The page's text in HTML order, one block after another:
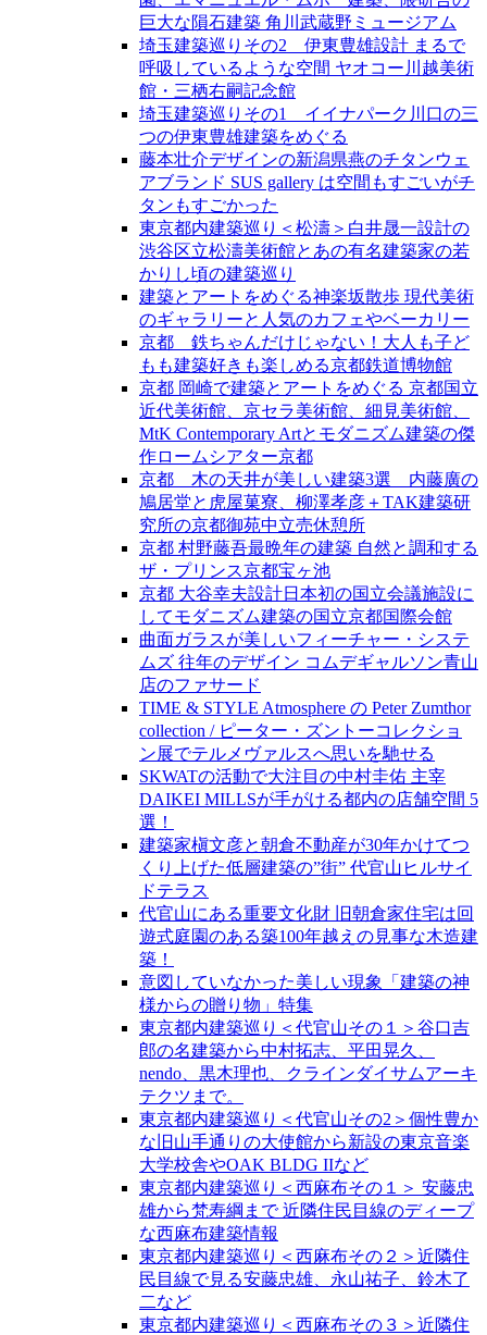
巨大な隕石建築 角川武蔵野ミュージアム
埼玉建築巡りその2 伊東豊雄設計 まるで
呼吸しているような空間 ヤオコー川越美術
館・三栖右嗣記念館
埼玉建築巡りその1 イイナパーク川口の三
つの伊東豊雄建築をめぐる
藤本壮介デザインの新潟県燕のチタンウェ
アブランド SUS gallery は空間もすごいがチ
タンもすごかった
東京都内建築巡り＜松濤＞白井晟一設計の
渋谷区立松濤美術館とあの有名建築家の若
かりし頃の建築巡り
建築とアートをめぐる神楽坂散歩 現代美術
のギャラリーと人気のカフェやベーカリー
京都 鉄ちゃんだけじゃない！大人も子ど
もも建築好きも楽しめる京都鉄道博物館
京都 岡崎で建築とアートをめぐる 京都国立
近代美術館、京セラ美術館、細見美術館、
MtK Contemporary Artとモダニズム建築の傑
作ロームシアター京都
京都 木の天井が美しい建築3選 内藤廣の
鳩居堂と虎屋菓寮、柳澤孝彦＋TAK建築研
究所の京都御苑中立売休憩所
京都 村野藤吾最晩年の建築 自然と調和する
ザ・プリンス京都宝ヶ池
京都 大谷幸夫設計日本初の国立会議施設に
してモダニズム建築の国立京都国際会館
曲面ガラスが美しいフィーチャー・システ
ムズ 往年のデザイン コムデギャルソン青山
店のファサード
TIME & STYLE Atmosphere の Peter Zumthor
collection / ピーター・ズントーコレクショ
ン展でテルメヴァルスへ思いを馳せる
SKWATの活動で大注目の中村圭佑 主宰
DAIKEI MILLSが手がける都内の店舗空間 5
選！
建築家槇文彦と朝倉不動産が30年かけてつ
くり上げた低層建築の”街” 代官山ヒルサイ
ドテラス
代官山にある重要文化財 旧朝倉家住宅は回
遊式庭園のある築100年越えの見事な木造建
築！
意図していなかった美しい現象「建築の神
様からの贈り物」特集
東京都内建築巡り＜代官山その１＞谷口吉
郎の名建築から中村拓志、平田晃久、
nendo、黒木理也、クラインダイサムアーキ
テクツまで。
東京都内建築巡り＜代官山その2＞個性豊か
な旧山手通りの大使館から新設の東京音楽
大学校舎やOAK BLDG IIなど
東京都内建築巡り＜西麻布その１＞ 安藤忠
雄から梵寿綱まで 近隣住民目線のディープ
な西麻布建築情報
東京都内建築巡り＜西麻布その２＞近隣住
民目線で見る安藤忠雄、永山祐子、鈴木了
二など
東京都内建築巡り＜西麻布その３＞近隣住